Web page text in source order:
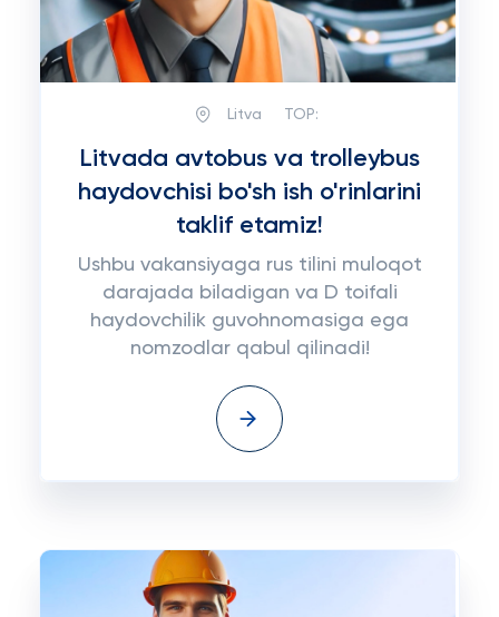
Litva TOP:
Litvada avtobus va trolleybus
haydovchisi bo'sh ish o'rinlarini
taklif etamiz!
Ushbu vakansiyaga rus tilini muloqot
darajada biladigan va D toifali
haydovchilik guvohnomasiga ega
nomzodlar qabul qilinadi!